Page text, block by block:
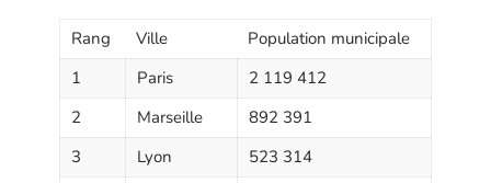
Rang Ville
Population municipale
1
Paris
2 119 412
2
Marseille
892 391
3
Lyon
523 314